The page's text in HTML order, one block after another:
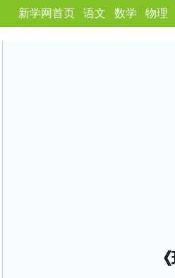
新学网首页 语文 数学 物理